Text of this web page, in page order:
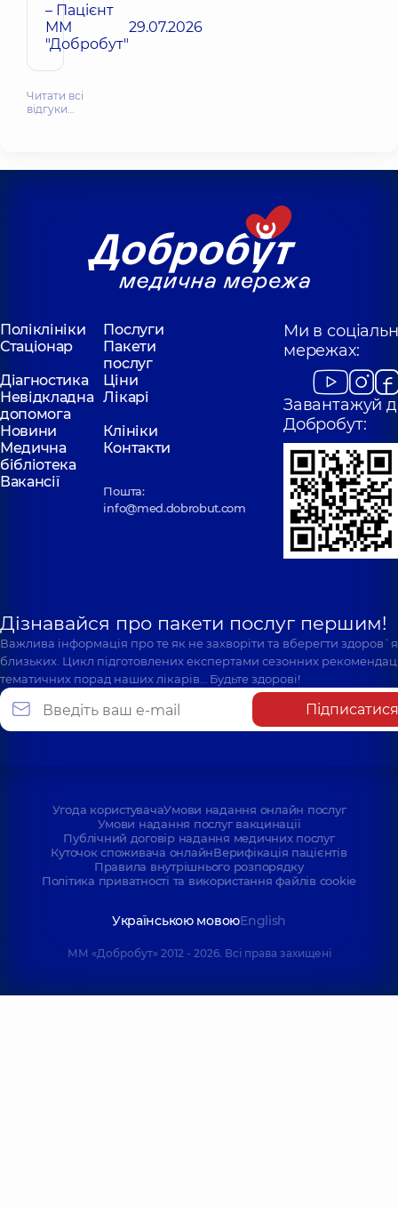
– Пацієнт
ММ
"Добробут"
29.07.2026
Читати всі
відгуки…
Поліклініки
Послуги
Стаціонар
Пакети
послуг
Діагностика
Ціни
Невідкладна
допомога
Лікарі
Новини
Клініки
Медична
бібліотека
Контакти
Вакансії
Пошта:
info@med.dobrobut.com
Ми в
мережах:
Завантажуй
Добробут:
Дізнавайся про пакети послуг першим!
Важлива інформація про те як не захворіти та вберегти
близьких. Цикл підготовлених експертами сезонних
тематичних порад наших лікарів… Будьте здорові!
Підписатися
Угода користувачаУмови надання онлайн послуг
Умови надання послуг вакцинації
Публічний договір надання медичних послуг
Куточок споживача онлайнВерифікація пацієнтів
Правила внутрішнього розпорядку
Політика приватності та використання файлів cookie
Українською мовоюEnglish
ММ «Добробут» 2012 - 2026. Всі права захищені